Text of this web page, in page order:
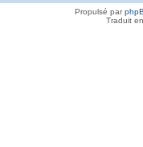
Propulsé par
Traduit